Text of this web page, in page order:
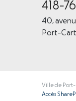
418-
40,
Port-
Ville de
Accès